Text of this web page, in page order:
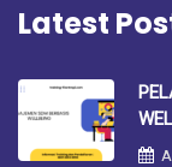
Latest